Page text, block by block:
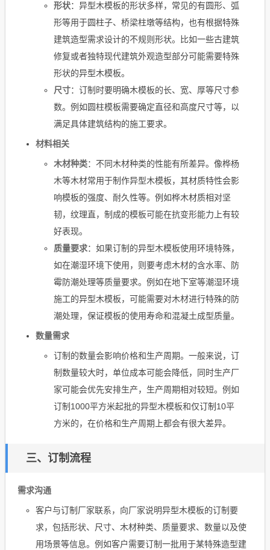
形状：异型木模板的形状多样，常见的有圆形、弧
形等用于圆柱子、桥梁柱墩等结构，也有根据特殊
建筑造型需求设计的不规则形状。比如一些古建筑
修复或者独特现代建筑外观造型部分可能需要特殊
形状的异型木模板。
尺寸：订制时要明确木模板的长、宽、厚等尺寸参
数。例如圆柱模板需要确定直径和高度尺寸等，以
满足具体建筑结构的施工要求。
材料相关
木材种类：不同木材种类的性能有所差异。像桦杨
木等木材常用于制作异型木模板，其材质特性会影
响模板的强度、耐久性等。例如桦木材质相对坚
韧，纹理直，制成的模板可能在抗变形能力上有较
好表现。
质量要求：如果订制的异型木模板使用环境特殊，
如在潮湿环境下使用，则要考虑木材的含水率、防
霉防潮处理等质量要求。例如在地下室等潮湿环境
施工的异型木模板，可能需要对木材进行特殊的防
潮处理，保证模板的使用寿命和混凝土成型质量。
数量需求
订制的数量会影响价格和生产周期。一般来说，订
制数量较大时，单位成本可能会降低，同时生产厂
家可能会优先安排生产，生产周期相对较短。例如
订制1000平方米起批的异型木模板和仅订制10平
方米的，在价格和生产周期上都会有很大差异。
三、订制流程
需求沟通
客户与订制厂家联系，向厂家说明异型木模板的订制要
求，包括形状、尺寸、木材种类、质量要求、数量以及使
用场景等信息。例如客户需要订制一批用于某特殊造型建